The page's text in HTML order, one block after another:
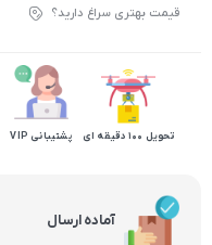
قیمت بهتری سراغ دارید؟
تحویل 100 دقیقه ای پشتیبانی VIP
آماده ارسال